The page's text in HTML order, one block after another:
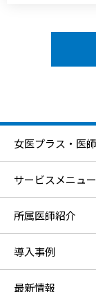
女医プラス・医
サービスメニュー
所属医師紹介
導入事例
最新情報